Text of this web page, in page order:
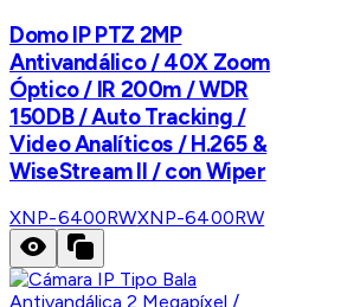
Domo IP PTZ 2MP
Antivandálico / 40X Zoom
Óptico / IR 200m / WDR
150DB / Auto Tracking /
Video Analíticos / H.265 &
WiseStream II / con Wiper
XNP-6400RWXNP-6400RW